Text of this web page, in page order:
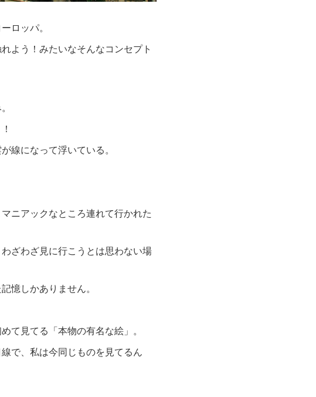
ロッパ。
よう！みたいなそんなコンセプト
線になって浮いている。
ニアックなところ連れて行かれた
ざわざ見に行こうとは思わない場
憶しかありません。
て見てる「本物の有名な絵」。
で、私は今同じものを見てるん